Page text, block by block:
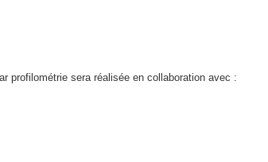
profilométrie sera réalisée en collaboration avec :